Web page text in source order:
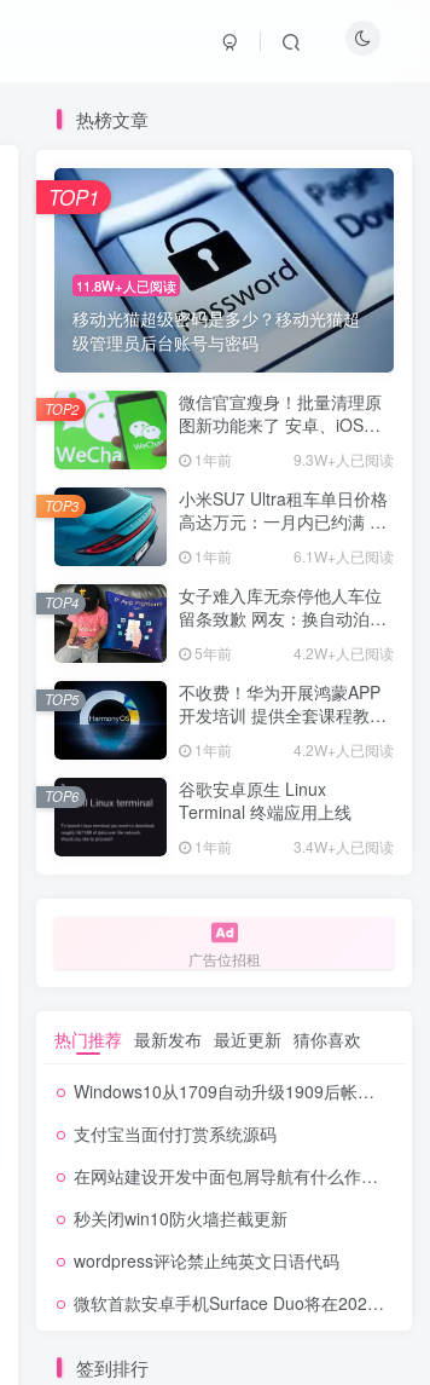
热榜文章
11.8W+人已阅读
移动光猫超级密码是多少？移动光猫超
级管理员后台账号与密码
TOP1
微信官宣瘦身！批量清理原
图新功能来了 安卓、iOS均
1年前 9.3W+人已阅读
TOP2
小米SU7 Ultra租车单日价格
高达万元：一月内已约满 预
1年前 6.1W+人已阅读
TOP3
女子难入库无奈停他人车位
留条致歉 网友：换自动泊车
5年前 4.2W+人已阅读
TOP4
不收费！华为开展鸿蒙APP
开发培训 提供全套课程教学
1年前 4.2W+人已阅读
TOP5
谷歌安卓原生 Linux
Terminal 终端应用上线
1年前 3.4W+人已阅读
TOP6
广告位招租
热门推荐 最新发布 最近更新 猜你喜欢
Windows10从1709自动升级1909后帐号无法登录的解决办法
支付宝当面付打赏系统源码
在网站建设开发中面包屑导航有什么作用？
秒关闭win10防火墙拦截更新
wordpress评论禁止纯英文日语代码
微软首款安卓手机Surface Duo将在2021年进军更多市场
签到排行